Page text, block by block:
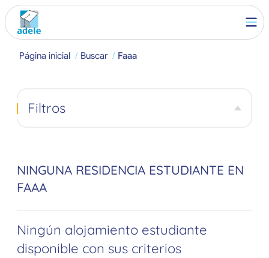
Página inicial Buscar Faaa
NINGUNA RESIDENCIA ESTUDIANTE EN
FAAA
Ningún alojamiento estudiante
disponible con sus criterios
Filtros